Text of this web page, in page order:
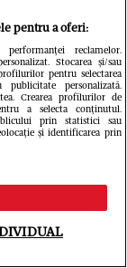
GSP.RO
Cum
lui
imagini
pentru a oferi:
reclamelor.
Stocarea și/sau
pentru selectarea
personalizată.
Crearea profilurilor de
a selecta conținutul.
prin statistici sau
și identificarea prin